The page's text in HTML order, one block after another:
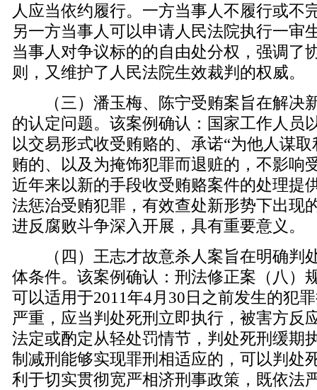
人应当依约履行。一方当事人不履行或不
另一方当事人可以申请人民法院执行一审
当事人对争议标的的自由处分权，强调了
则，又维护了人民法院生效裁判的权威。
（三）潘玉梅、陈宁受贿案旨在解决
的认定问题。该案例确认：国家工作人员
以交易形式收受贿赂的、承诺“为他人谋
贿的、以及为掩饰犯罪而退赃的，不影响
近年来以新的手段收受贿赂案件的处理提
法惩治受贿犯罪，有效查处新形势下出现
进反腐败斗争深入开展，具有重要意义。
（四）王志才故意杀人案旨在明确判
体条件。该案例确认：刑法修正案（八）
可以适用于2011年4月30日之前发生的犯
严重，应当判处死刑立即执行，被害方反
法定或酌定从轻处罚情节，判处死刑缓期
制减刑能够实现罪刑相适应的，可以判处
利于切实贯彻宽严相济刑事政策，既依法